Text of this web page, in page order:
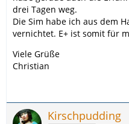
drei Tagen weg.
Die Sim habe ich aus dem
vernichtet. E+ ist somit für
Viele Grüße
Christian
Kirschpudding